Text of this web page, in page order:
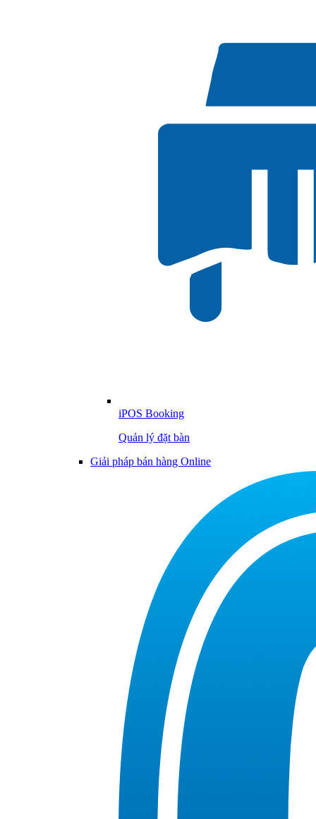
iPOS Booking
Quản lý đặt bàn
Giải pháp bán hàng Online